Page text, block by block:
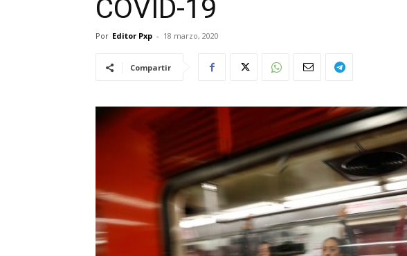
COVID-19
Por Editor Pxp - 18 marzo, 2020
Compartir